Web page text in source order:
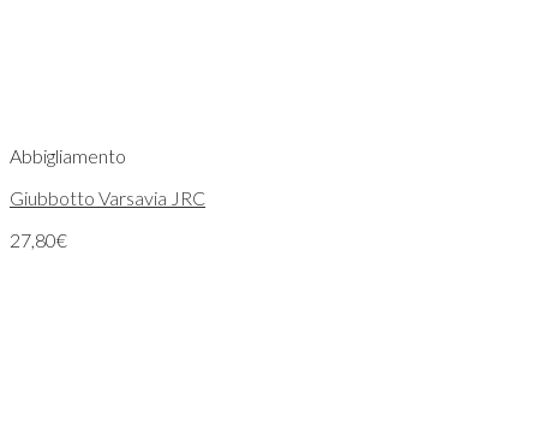
Abbigliamento
Giubbotto Varsavia JRC
27,80€